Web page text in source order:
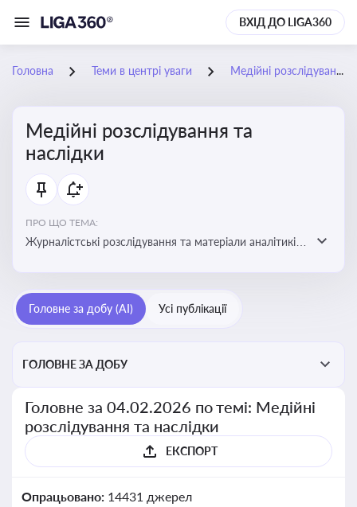
ВХІД ДО LIGA360
Головна Теми в центрі уваги Медійні розслідування та наслідки
Медійні розслідування та
наслідки
ПРО ЩО ТЕМА:
Журналістські розслідування та матеріали аналітиків
компаній, посадових осіб і пов’язаних осіб
Головне за добу (AI) Усі публікації
ГОЛОВНЕ ЗА ДОБУ
Головне за 04.02.2026 по темі: Медійні
розслідування та наслідки
ЕКСПОРТ
Опрацьовано: 14431 джерел